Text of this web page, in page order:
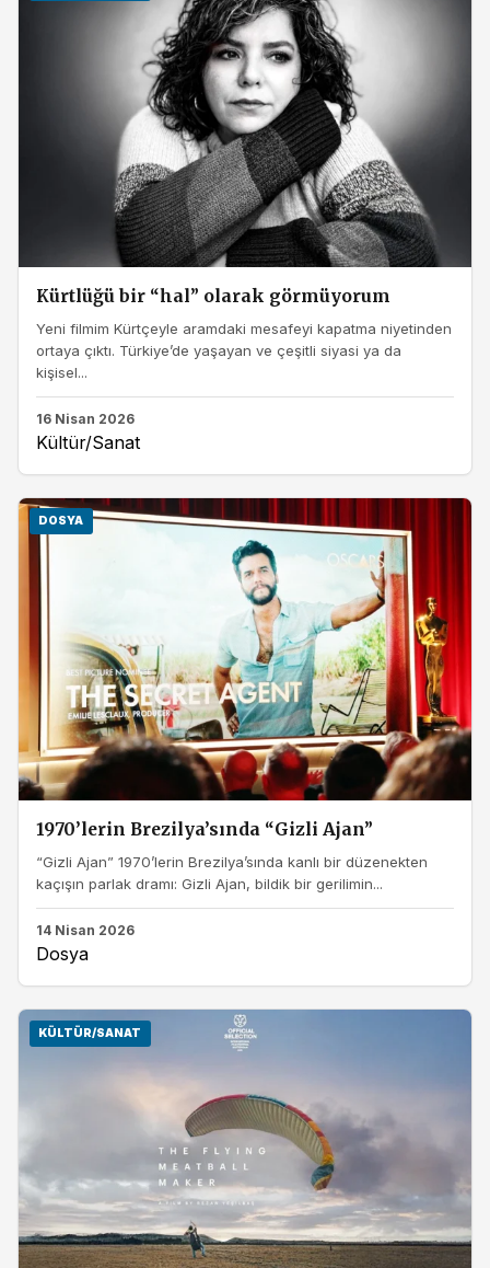
Kürtlüğü bir “hal” olarak görmüyorum
Yeni filmim Kürtçeyle aramdaki mesafeyi kapatma niyetinden
ortaya çıktı. Türkiye’de yaşayan ve çeşitli siyasi ya da
kişisel...
16 Nisan 2026
Kültür/Sanat
DOSYA
1970’lerin Brezilya’sında “Gizli Ajan”
“Gizli Ajan” 1970’lerin Brezilya’sında kanlı bir düzenekten
kaçışın parlak dramı: Gizli Ajan, bildik bir gerilimin...
14 Nisan 2026
Dosya
KÜLTÜR/SANAT